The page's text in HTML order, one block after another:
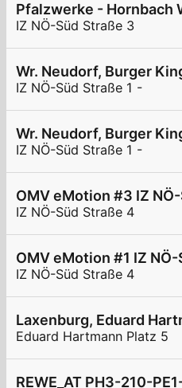
Pfalzwerke - Hornbach
IZ NÖ-Süd Straße 3
Wr. Neudorf, Burger
IZ NÖ-Süd Straße 1 -
Wr. Neudorf, Burger
IZ NÖ-Süd Straße 1 -
OMV eMotion #3 IZ
IZ NÖ-Süd Straße 4
OMV eMotion #1 IZ
IZ NÖ-Süd Straße 4
Laxenburg, Eduard
Eduard Hartmann Platz 5
REWE_AT PH3-210-